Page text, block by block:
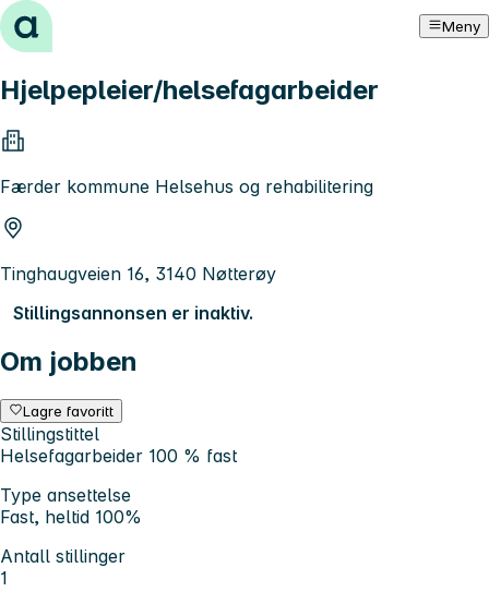
Hopp til innhold Meny
Hjelpepleier/helsefagarbeider
Færder kommune Helsehus og rehabilitering
Tinghaugveien 16, 3140 Nøtterøy
Stillingsannonsen er inaktiv.
Om jobben
Lagre favoritt
Stillingstittel
Helsefagarbeider 100 % fast
Type ansettelse
Fast, heltid 100%
Antall stillinger
1